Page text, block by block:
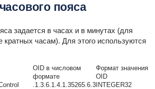
пояса
задается в часах и в минутах (для
кратных часам). Для этого используются
OID в числовом
формате
Формат значения
OID
.1.3.6.1.4.1.35265.6.3INTEGER32